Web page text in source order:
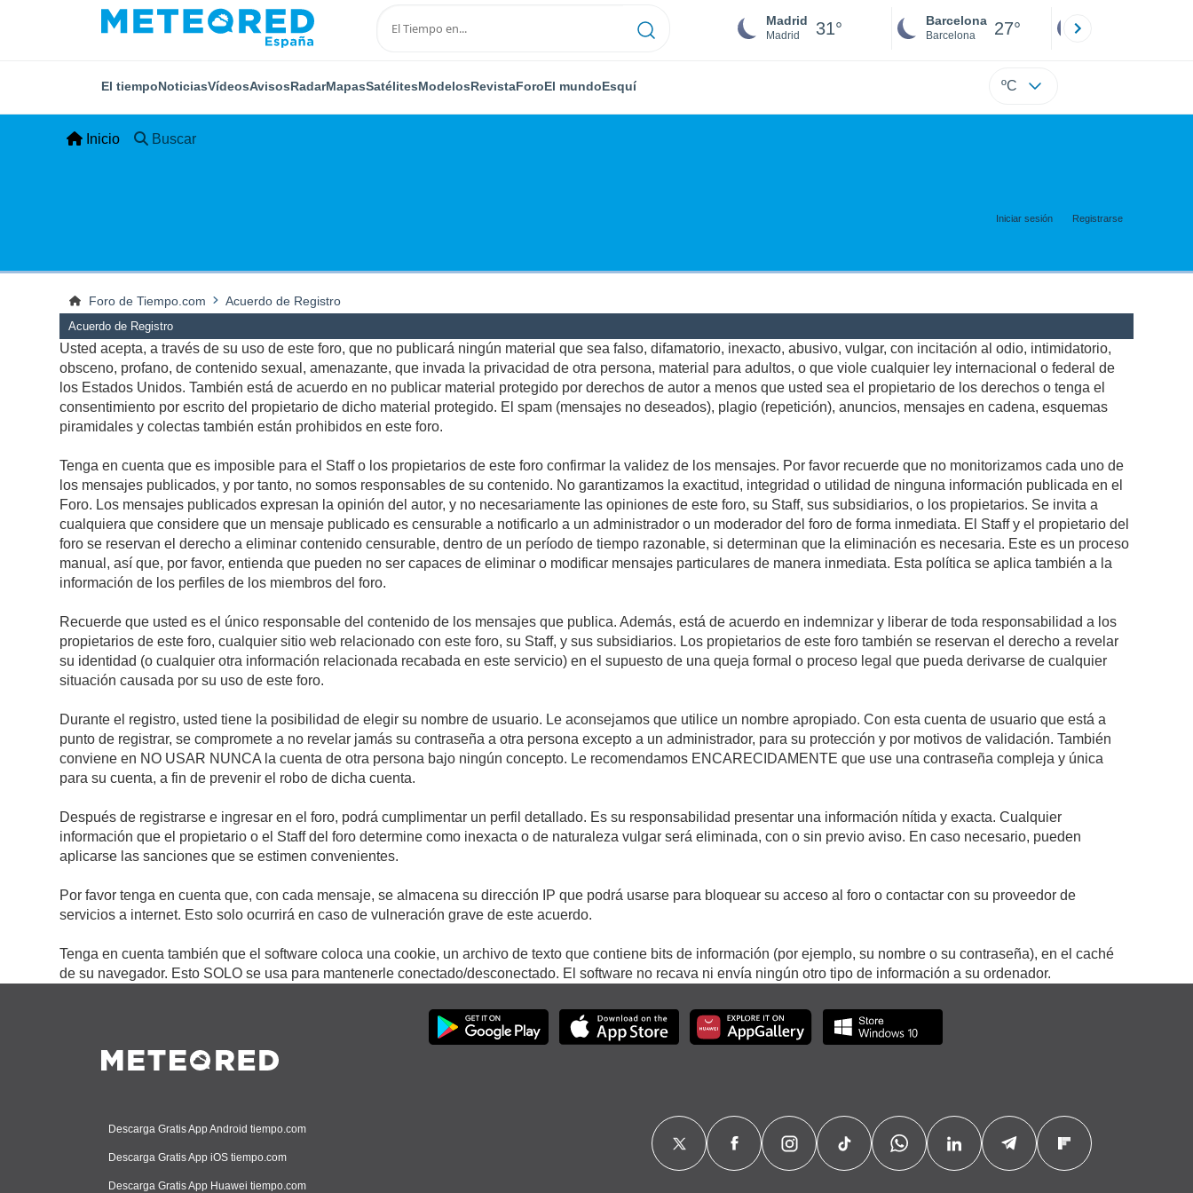
Madrid
Madrid 31° Barcelona
Barcelona 27°
El tiempoNoticiasVídeosAvisosRadarMapasSatélitesModelosRevistaForoEl mundoEsquí ºC
Inicio Buscar
Iniciar sesión Registrarse
Foro de Tiempo.com Acuerdo de Registro
Acuerdo de Registro
Usted acepta, a través de su uso de este foro, que no publicará ningún material que sea falso, difamatorio, inexacto, abusivo, vulgar, con incitación al odio, intimidatorio,
obsceno, profano, de contenido sexual, amenazante, que invada la privacidad de otra persona, material para adultos, o que viole cualquier ley internacional o federal de
los Estados Unidos. También está de acuerdo en no publicar material protegido por derechos de autor a menos que usted sea el propietario de los derechos o tenga el
consentimiento por escrito del propietario de dicho material protegido. El spam (mensajes no deseados), plagio (repetición), anuncios, mensajes en cadena, esquemas
piramidales y colectas también están prohibidos en este foro.
Tenga en cuenta que es imposible para el Staff o los propietarios de este foro confirmar la validez de los mensajes. Por favor recuerde que no monitorizamos cada uno de
los mensajes publicados, y por tanto, no somos responsables de su contenido. No garantizamos la exactitud, integridad o utilidad de ninguna información publicada en el
Foro. Los mensajes publicados expresan la opinión del autor, y no necesariamente las opiniones de este foro, su Staff, sus subsidiarios, o los propietarios. Se invita a
cualquiera que considere que un mensaje publicado es censurable a notificarlo a un administrador o un moderador del foro de forma inmediata. El Staff y el propietario del
foro se reservan el derecho a eliminar contenido censurable, dentro de un período de tiempo razonable, si determinan que la eliminación es necesaria. Este es un proceso
manual, así que, por favor, entienda que pueden no ser capaces de eliminar o modificar mensajes particulares de manera inmediata. Esta política se aplica también a la
información de los perfiles de los miembros del foro.
Recuerde que usted es el único responsable del contenido de los mensajes que publica. Además, está de acuerdo en indemnizar y liberar de toda responsabilidad a los
propietarios de este foro, cualquier sitio web relacionado con este foro, su Staff, y sus subsidiarios. Los propietarios de este foro también se reservan el derecho a revelar
su identidad (o cualquier otra información relacionada recabada en este servicio) en el supuesto de una queja formal o proceso legal que pueda derivarse de cualquier
situación causada por su uso de este foro.
Durante el registro, usted tiene la posibilidad de elegir su nombre de usuario. Le aconsejamos que utilice un nombre apropiado. Con esta cuenta de usuario que está a
punto de registrar, se compromete a no revelar jamás su contraseña a otra persona excepto a un administrador, para su protección y por motivos de validación. También
conviene en NO USAR NUNCA la cuenta de otra persona bajo ningún concepto. Le recomendamos ENCARECIDAMENTE que use una contraseña compleja y única
para su cuenta, a fin de prevenir el robo de dicha cuenta.
Después de registrarse e ingresar en el foro, podrá cumplimentar un perfil detallado. Es su responsabilidad presentar una información nítida y exacta. Cualquier
información que el propietario o el Staff del foro determine como inexacta o de naturaleza vulgar será eliminada, con o sin previo aviso. En caso necesario, pueden
aplicarse las sanciones que se estimen convenientes.
Por favor tenga en cuenta que, con cada mensaje, se almacena su dirección IP que podrá usarse para bloquear su acceso al foro o contactar con su proveedor de
servicios a internet. Esto solo ocurrirá en caso de vulneración grave de este acuerdo.
Tenga en cuenta también que el software coloca una cookie, un archivo de texto que contiene bits de información (por ejemplo, su nombre o su contraseña), en el caché
de su navegador. Esto SOLO se usa para mantenerle conectado/desconectado. El software no recava ni envía ningún otro tipo de información a su ordenador.
Descarga Gratis App Android tiempo.com
Descarga Gratis App iOS tiempo.com
Descarga Gratis App Huawei tiempo.com